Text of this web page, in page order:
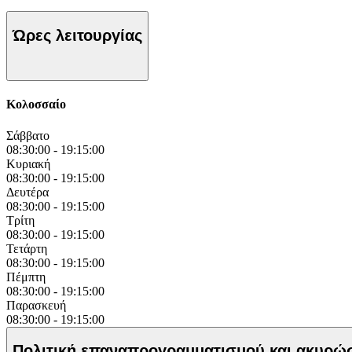
Ώρες λειτουργίας
Κολοσσαίο
Σάββατο
08:30:00 - 19:15:00
Κυριακή
08:30:00 - 19:15:00
Δευτέρα
08:30:00 - 19:15:00
Τρίτη
08:30:00 - 19:15:00
Τετάρτη
08:30:00 - 19:15:00
Πέμπτη
08:30:00 - 19:15:00
Παρασκευή
08:30:00 - 19:15:00